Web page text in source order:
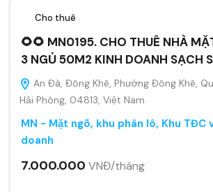
Cho thuê
🌻🌻 MN0195. CHO THUÊ NHÀ
3 NGỦ 50M2 KINH DOANH SẠCH
An Đà, Đông Khê, Phường Đông Khê,
Hải Phòng, 04813, Việt Nam
MN - Mặt ngõ, khu phân lô, Khu TĐC
doanh
7.000.000 VNĐ/tháng